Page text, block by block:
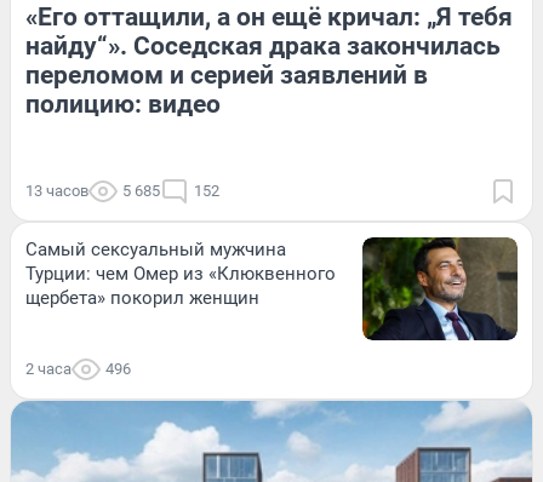
«Его оттащили, а он ещё кричал: „Я тебя
найду“». Соседская драка закончилась
переломом и серией заявлений в
полицию: видео
13 часов 5 685 152
Самый сексуальный мужчина
Турции: чем Омер из «Клюквенного
щербета» покорил женщин
2 часа 496